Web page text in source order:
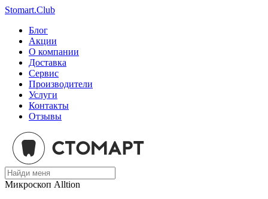
Stomart.Club
Блог
Акции
О компании
Доставка
Сервис
Производители
Услуги
Контакты
Отзывы
Микроскоп Alltion